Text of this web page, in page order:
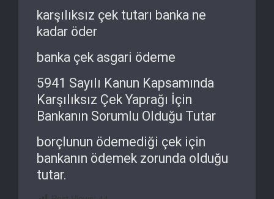
karşılıksız çek tutarı banka ne
kadar öder
banka çek asgari ödeme
5941 Sayılı Kanun Kapsamında
Karşılıksız Çek Yaprağı İçin
Bankanın Sorumlu Olduğu Tutar
borçlunun ödemediği çek için
bankanın ödemek zorunda olduğu
tutar.